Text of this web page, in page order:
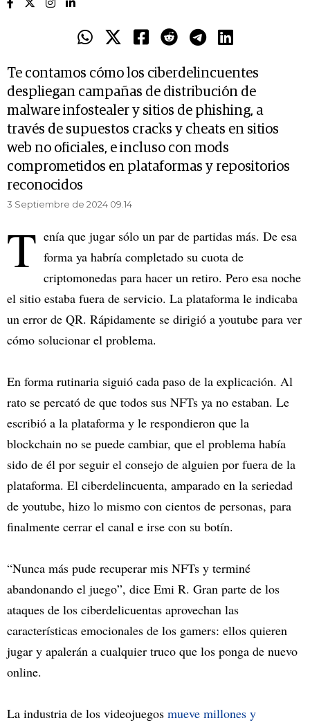
Te contamos cómo los ciberdelincuentes
despliegan campañas de distribución de
malware infostealer y sitios de phishing, a
través de supuestos cracks y cheats en sitios
web no oficiales, e incluso con mods
comprometidos en plataformas y repositorios
reconocidos
3 Septiembre de 2024 09.14
T enía que jugar sólo un par de partidas más. De esa
forma ya habría completado su cuota de
criptomonedas para hacer un retiro. Pero esa noche
el sitio estaba fuera de servicio. La plataforma le indicaba
un error de QR. Rápidamente se dirigió a youtube para ver
cómo solucionar el problema.
En forma rutinaria siguió cada paso de la explicación. Al
rato se percató de que todos sus NFTs ya no estaban. Le
escribió a la plataforma y le respondieron que la
blockchain no se puede cambiar, que el problema había
sido de él por seguir el consejo de alguien por fuera de la
plataforma. El ciberdelincuenta, amparado en la seriedad
de youtube, hizo lo mismo con cientos de personas, para
finalmente cerrar el canal e irse con su botín.
“Nunca más pude recuperar mis NFTs y terminé
abandonando el juego”, dice Emi R. Gran parte de los
ataques de los ciberdelicuentas aprovechan las
características emocionales de los gamers: ellos quieren
jugar y apalerán a cualquier truco que los ponga de nuevo
online.
La industria de los videojuegos mueve millones y